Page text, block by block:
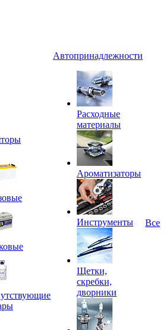
Автопринадлежности
Расходные
материалы
Ароматизаторы
Инструменты
Щетки,
скребки,
дворники
Все